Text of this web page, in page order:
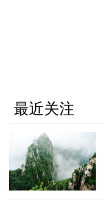
最近关注